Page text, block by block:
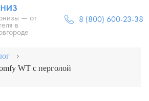
— от
в
8 (800) 600-23-38
WT с перголой